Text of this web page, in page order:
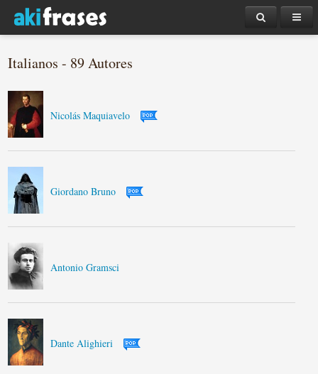
Italianos - 89 Autores
Nicolás Maquiavelo
Giordano Bruno
Antonio Gramsci
Dante Alighieri